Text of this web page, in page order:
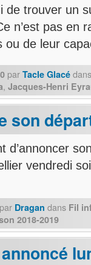
de trouver un
n’est pas en
ou de leur
par Tacle Glacé dans
, Jacques-Henri
son
d’annoncer
vendredi
par Dragan dans Fil
2018-2019